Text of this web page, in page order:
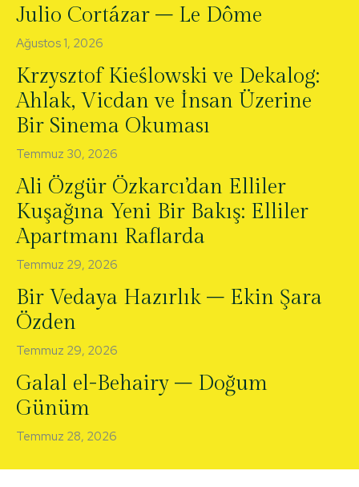
Julio Cortázar – Le Dôme
Ağustos 1, 2026
Krzysztof Kieślowski ve Dekalog:
Ahlak, Vicdan ve İnsan Üzerine
Bir Sinema Okuması
Temmuz 30, 2026
Ali Özgür Özkarcı’dan Elliler
Kuşağına Yeni Bir Bakış: Elliler
Apartmanı Raflarda
Temmuz 29, 2026
Bir Vedaya Hazırlık – Ekin Şara
Özden
Temmuz 29, 2026
Galal el-Behairy – Doğum
Günüm
Temmuz 28, 2026